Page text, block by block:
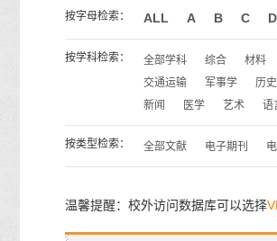
按字母检索： ALL A B C D
按学科检索： 全部学科 综合 材料
交通运输
军事学 历
新闻
医学 艺术 语
按类型检索： 全部文献 电子期刊
温馨提醒：校外访问数据库可以选择